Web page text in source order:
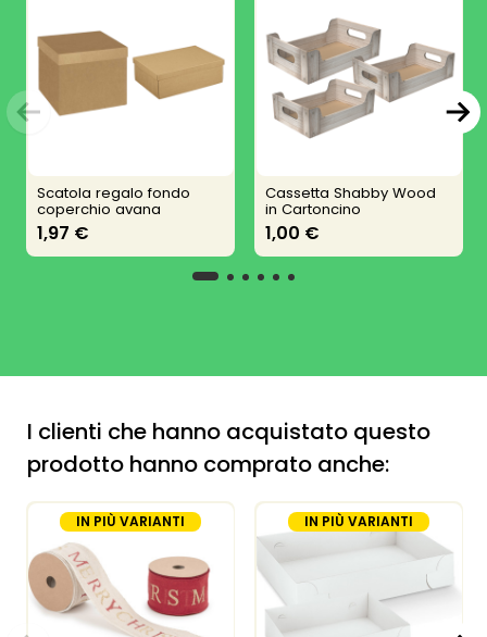
Scatola regalo fondo
coperchio avana
1,97 €
Cassetta Shabby Wood
in Cartoncino
1,00 €
I clienti che hanno acquistato questo
prodotto hanno comprato anche:
IN PIÙ VARIANTI IN PIÙ VARIANTI